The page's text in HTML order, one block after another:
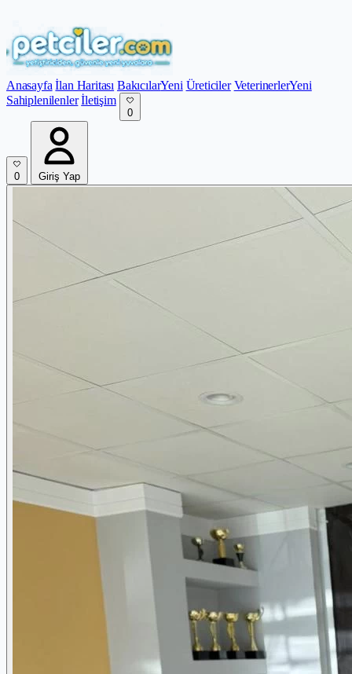
Anasayfa İlan Haritası BakıcılarYeni Üreticiler VeterinerlerYeni
Sahiplenilenler İletişim
0
0 Giriş Yap